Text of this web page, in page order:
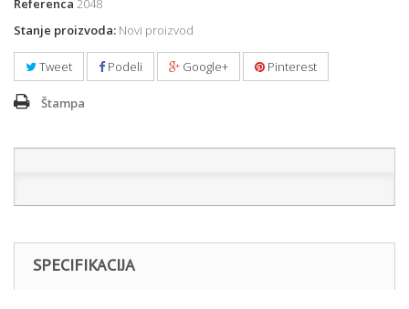
Referenca 2048
Stanje proizvoda: Novi proizvod
Tweet Podeli Google+ Pinterest
Štampa
SPECIFIKACIJA